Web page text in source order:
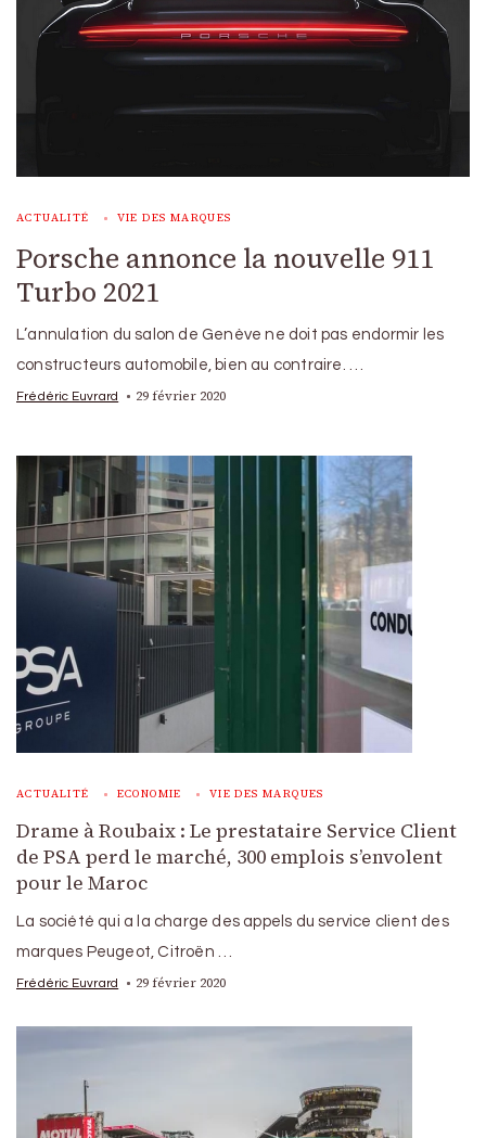
ACTUALITÉ VIE DES MARQUES
Porsche annonce la nouvelle 911
Turbo 2021
L’annulation du salon de Genève ne doit pas endormir les
constructeurs automobile, bien au contraire. …
Frédéric Euvrard 29 février 2020
ACTUALITÉ ECONOMIE VIE DES MARQUES
Drame à Roubaix : Le prestataire Service Client
de PSA perd le marché, 300 emplois s’envolent
pour le Maroc
La société qui a la charge des appels du service client des
marques Peugeot, Citroën …
Frédéric Euvrard 29 février 2020